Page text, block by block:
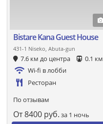
Bistare Kana Guest House
431-1 Niseko, Abuta-gun
7.6 км до центра 0.1 км
Wi-fi в лобби
Ресторан
По отзывам
От8400 руб. за 1 ночь